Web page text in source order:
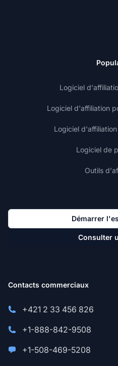
Logiciel
Logiciel d'affiliation
Logiciel
Logiciel de
Outils
Démarrer
Consulter
Contacts commerciaux
+421 2 33 456 826
+1-888-842-9508
+1-508-469-5208